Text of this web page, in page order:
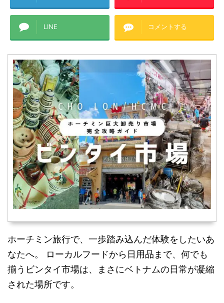
LINE コメントする
ホーチミン旅行で、一歩踏み込んだ体験をしたいあ
なたへ。 ローカルフードから日用品まで、何でも
揃うビンタイ市場は、まさにベトナムの日常が凝縮
された場所です。